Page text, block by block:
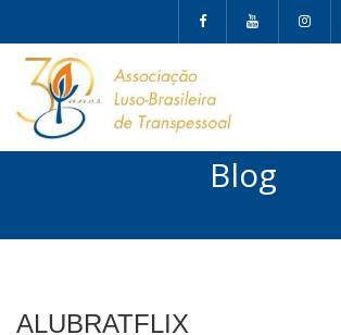
Blog
ALUBRATFLIX